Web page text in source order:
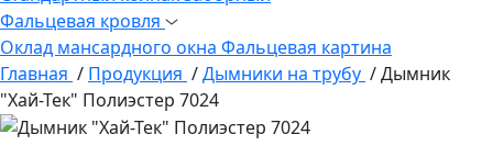
Фальцевая кровля
Оклад мансардного окна Фальцевая картина
Главная / Продукция /Дымники на трубу /Дымник
"Хай-Тек" Полиэстер 7024